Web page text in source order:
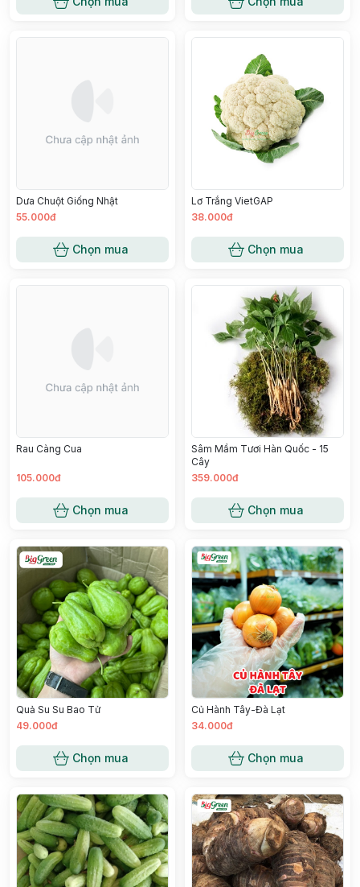
Dưa Chuột Giống Nhật
55.000đ
Chọn mua
Lơ Trắng VietGAP
38.000đ
Chọn mua
Rau Càng Cua
105.000đ
Chọn mua
Sâm Mầm Tươi Hàn Quốc - 15
Cây
359.000đ
Chọn mua
Quả Su Su Bao Tử
49.000đ
Chọn mua
Củ Hành Tây-Đà Lạt
34.000đ
Chọn mua